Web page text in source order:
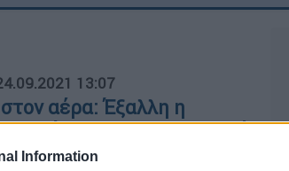
Information
13:07
αέρα: Έξαλλη η
Παγώνη με ομοιοπαθητικό
για τον κορονοϊό